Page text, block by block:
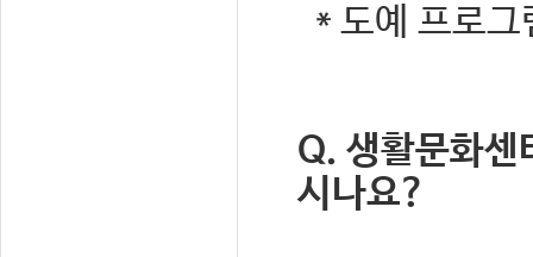
* 도예 프로
Q. 생활문화센
시나요?